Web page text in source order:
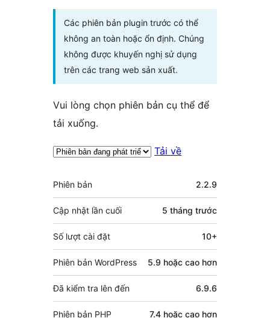
Các phiên bản plugin trước có thể
không an toàn hoặc ổn định. Chúng
không được khuyến nghị sử dụng
trên các trang web sản xuất.
Vui lòng chọn phiên bản cụ thể để
tải xuống.
Tải về
Meta
Phiên bản 2.2.9
Cập nhật lần cuối 5 tháng trước
Số lượt cài đặt 10+
Phiên bản WordPress 5.9 hoặc cao hơn
Đã kiểm tra lên đến 6.9.6
Phiên bản PHP 7.4 hoặc cao hơn